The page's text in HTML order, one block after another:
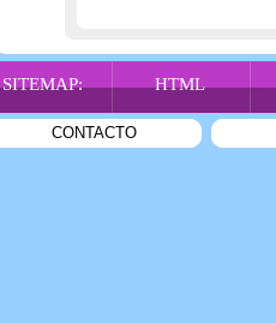
SITEMAP: HTML
CONTACTO